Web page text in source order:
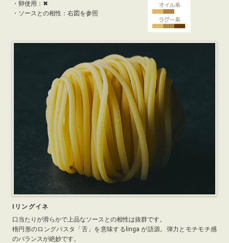
・ 卵使用：✖
・ソースとの相性：右図を参照
Iリングイネ
口当たりが滑らかで上品なソースとの相性は抜群です。
楕円形のロングパスタ「舌」を意味するlinga が語源。弾力とモチモチ感
のバランスが絶妙です。